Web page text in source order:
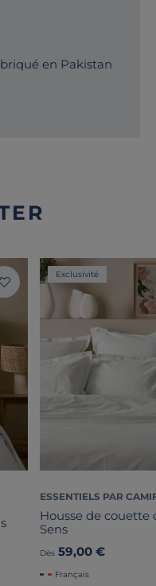
en Pakistan
Exclusivité
ESSENTIELS PAR
Housse de couette
Sens
Dès 59,00 €
Français